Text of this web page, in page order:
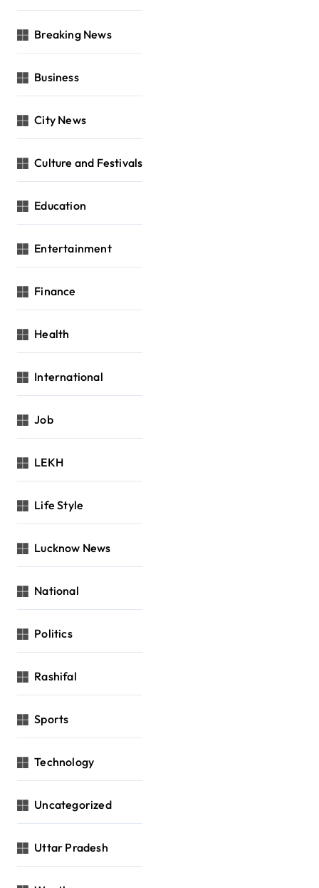
Breaking News
Business
City News
Culture and Festivals
Education
Entertainment
Finance
Health
International
Job
LEKH
Life Style
Lucknow News
National
Politics
Rashifal
Sports
Technology
Uncategorized
Uttar Pradesh